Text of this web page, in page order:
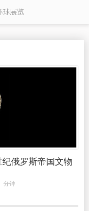
俄罗斯帝国文物
分钟